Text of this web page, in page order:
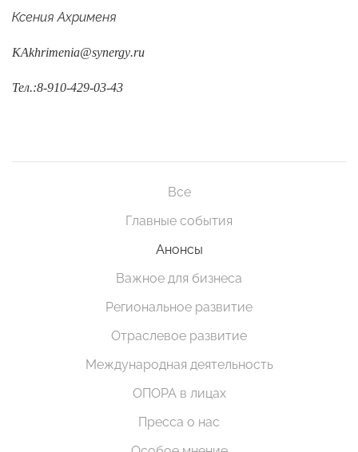
Ксения Ахрименя
KAkhrimenia@synergy.ru
Тел.:8-910-429-03-43
Все
Главные события
Анонсы
Важное для бизнеса
Региональное развитие
Отраслевое развитие
Международная деятельность
ОПОРА в лицах
Пресса о нас